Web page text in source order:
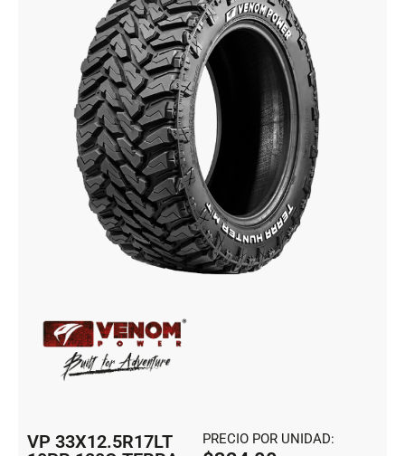
VP 33X12.5R17LT
PRECIO POR UNIDAD: